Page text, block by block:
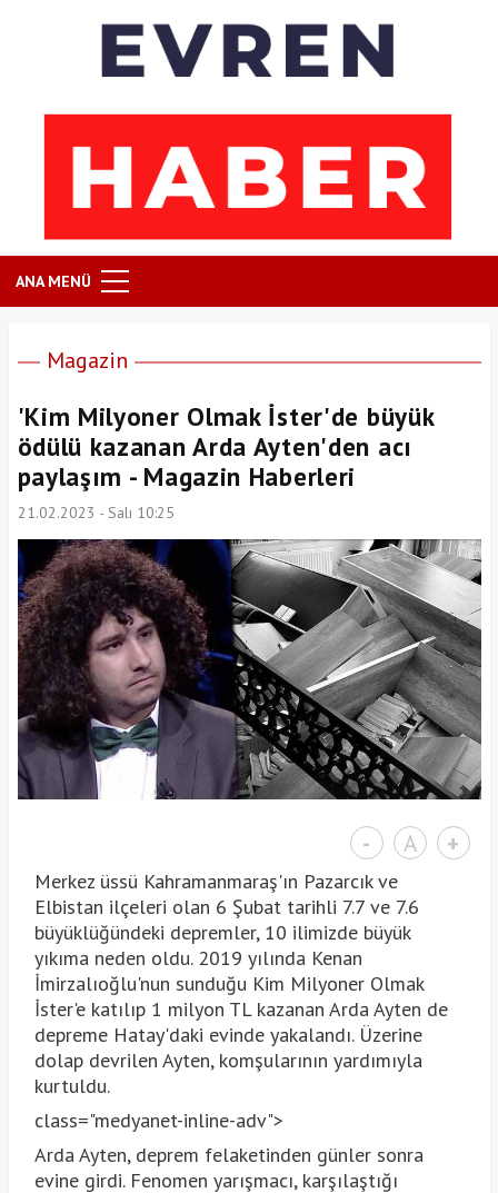
ANA MENÜ
Magazin
'Kim Milyoner Olmak İster'de büyük
ödülü kazanan Arda Ayten'den acı
paylaşım - Magazin Haberleri
21.02.2023 - Salı 10:25
- A +
Merkez üssü Kahramanmaraş'ın Pazarcık ve
Elbistan ilçeleri olan 6 Şubat tarihli 7.7 ve 7.6
büyüklüğündeki depremler, 10 ilimizde büyük
yıkıma neden oldu. 2019 yılında Kenan
İmirzalıoğlu'nun sunduğu Kim Milyoner Olmak
İster'e katılıp 1 milyon TL kazanan Arda Ayten de
depreme Hatay'daki evinde yakalandı. Üzerine
dolap devrilen Ayten, komşularının yardımıyla
kurtuldu.
class="medyanet-inline-adv">
Arda Ayten, deprem felaketinden günler sonra
evine girdi. Fenomen yarışmacı, karşılaştığı